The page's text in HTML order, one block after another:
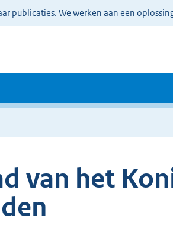
publicaties. We werken aan een
van het